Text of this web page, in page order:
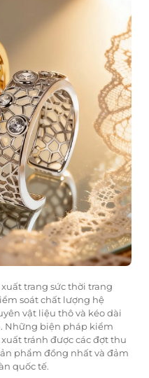
trang sức thời trang
soát chất lượng hệ
vật liệu thô và kéo dài
Những biện pháp kiểm
tránh được các đợt thu
phẩm đồng nhất và đảm
quốc tế.